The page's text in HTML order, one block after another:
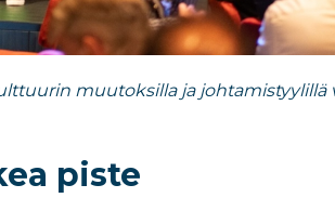
muutoksilla ja
piste